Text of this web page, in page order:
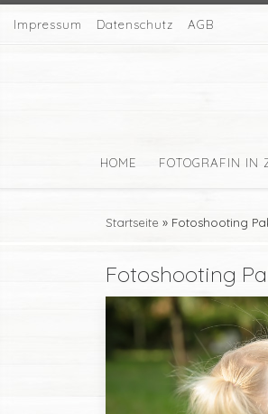
Zum Inhalt springen
Impressum Datenschutz AGB
HOME FOTOGRAFIN IN
Startseite » Fotoshooting
Fotoshooting